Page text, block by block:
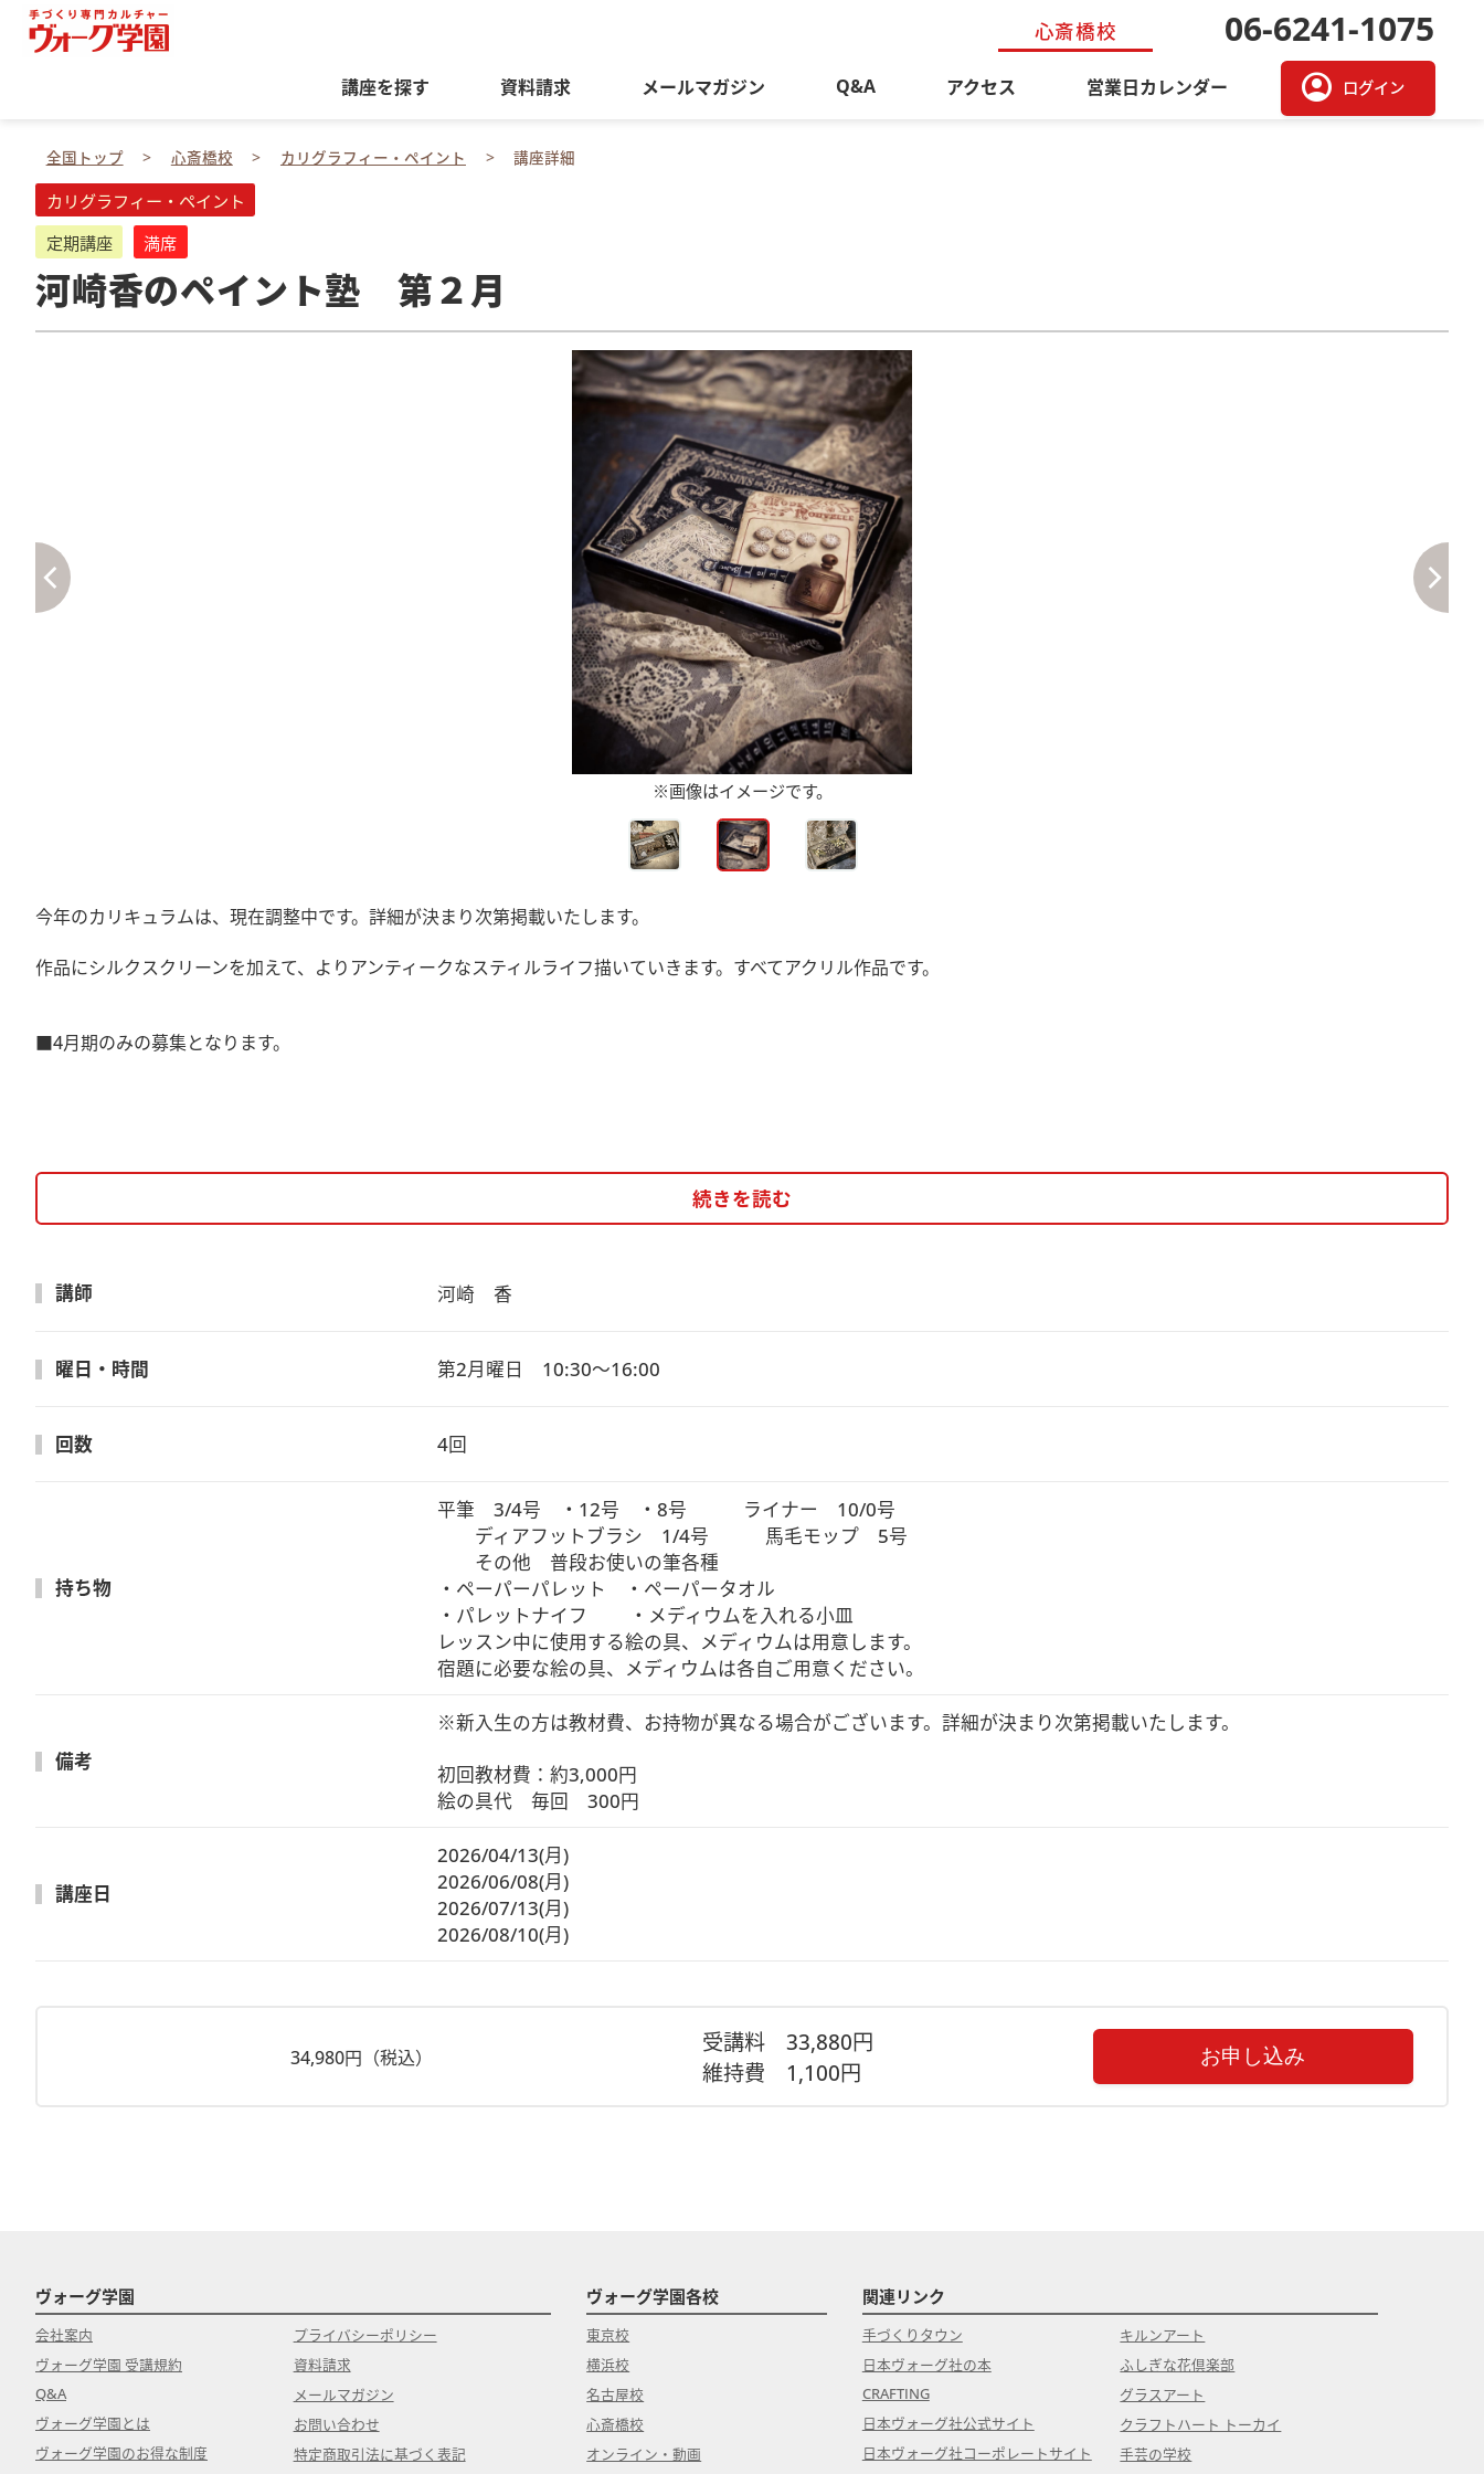
心斎橋校 06-6241-1075
講座を探す 資料請求 メールマガジン Q&A アクセス 営業日カレンダー account_circle ログイン
全国トップ 心斎橋校 カリグラフィー・ペイント 講座詳細
カリグラフィー・ペイント
定期講座
満席
河崎香のペイント塾 第２月
※画像はイメージです。
今年のカリキュラムは、現在調整中です。詳細が決まり次第掲載いたします。
作品にシルクスクリーンを加えて、よりアンティークなスティルライフ描いていきます。すべてアクリル作品です。
■4月期のみの募集となります。
続きを読む
講師 河崎　香
曜日・時間 第2月曜日　10:30～16:00
回数 4回
持ち物
平筆　3/4号　・12号　・8号　　　ライナー　10/0号
ディアフットブラシ　1/4号　　　馬毛モップ　5号
その他　普段お使いの筆各種
・ペーパーパレット　・ペーパータオル
・パレットナイフ　　 ・メディウムを入れる小皿
レッスン中に使用する絵の具、メディウムは用意します。
宿題に必要な絵の具、メディウムは各自ご用意ください。
備考
※新入生の方は教材費、お持物が異なる場合がございます。詳細が決まり次第掲載いたします。
初回教材費：約3,000円
絵の具代　毎回　300円
講座日
2026/04/13(月)
2026/06/08(月)
2026/07/13(月)
2026/08/10(月)
34,980円（税込）
受講料33,880円
維持費 1,100円
お申し込み
ヴォーグ学園
会社案内
ヴォーグ学園 受講規約
Q&A
ヴォーグ学園とは
ヴォーグ学園のお得な制度
プライバシーポリシー
資料請求
メールマガジン
お問い合わせ
特定商取引法に基づく表記
ヴォーグ学園各校
東京校
横浜校
名古屋校
心斎橋校
オンライン・動画
関連リンク
手づくりタウン
日本ヴォーグ社の本
CRAFTING
日本ヴォーグ社公式サイト
日本ヴォーグ社コーポレートサイト
キルンアート
ふしぎな花倶楽部
グラスアート
クラフトハート トーカイ
手芸の学校